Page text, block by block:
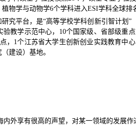
物学与动物学6个学科进入ESI学科全球排
究平台，是“高等学校学科创新引智计划”
验教学示范中心，10个国家级、省部级重
，1个江苏省大学生创新创业实践教育中
建设）基地。
内外享有很高的声望，对某一领域的发展作